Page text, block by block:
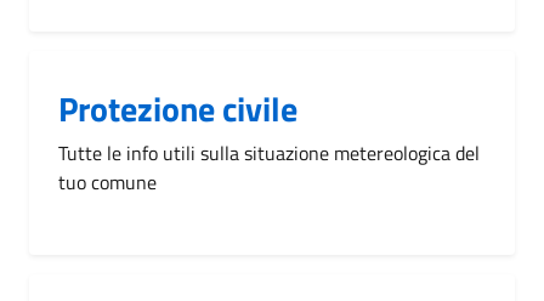
Protezione civile
Tutte le info utili sulla situazione metereologica del
tuo comune